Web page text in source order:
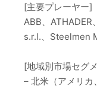
[主要プレーヤー]
ABB、
s.r.l.、Steelmen
[地域別市場セグ
– 北米（アメリカ